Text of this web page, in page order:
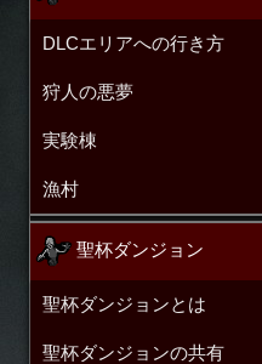
DLCエリアへの行き方
狩人の悪夢
実験棟
漁村
聖杯ダンジョン
聖杯ダンジョンとは
聖杯ダンジョンの共有